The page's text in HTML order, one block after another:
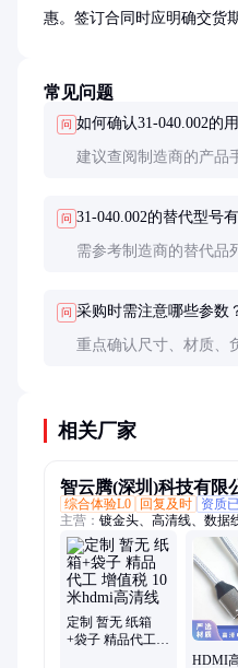
惠。签订合同时应明确交货
常见问题
问 如何确认31-040.002的
建议查阅制造商的产品
问 31-040.002的替代型号
需参考制造商的替代品
问 采购时需注意哪些参数
重点确认尺寸、材质、
相关厂家
智云腾(深圳)科技有限
综合体验L0
回复及时 资质
主营： 镀金头、高清线、数据
定制 暂无 纸箱
+袋子 精品代工
HDMI